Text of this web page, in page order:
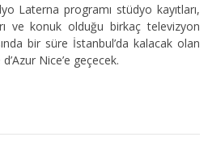
Laterna programı stüdyo kayıtları,
ve konuk olduğu birkaç televizyon
bir süre İstanbul’da kalacak olan
Nice’e geçecek.